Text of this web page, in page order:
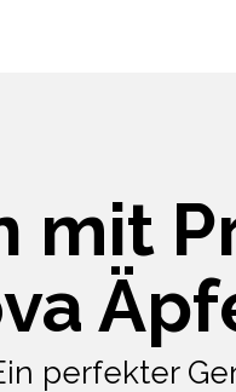
mit
perfekter